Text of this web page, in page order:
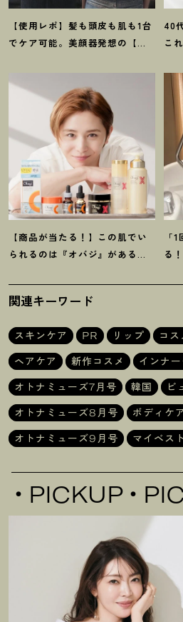
【使用レポ】髪も頭皮も肌も1台
でケア可能。美顔器発想の【ス
40
こ
ム
【商品が当たる ！ 】この肌でい
られるのは『オバジ』があるか
バジレシピ」
「
る ！
感動
関連キーワード
スキンケア PR リップ コス
ヘアケア
新作コスメ
インナー
オトナミューズ7月号
韓国
ビ
オトナミューズ8月号
ボディケア
オトナミューズ9月号
マイベスト